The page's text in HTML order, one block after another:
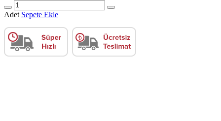
Adet Sepete Ekle